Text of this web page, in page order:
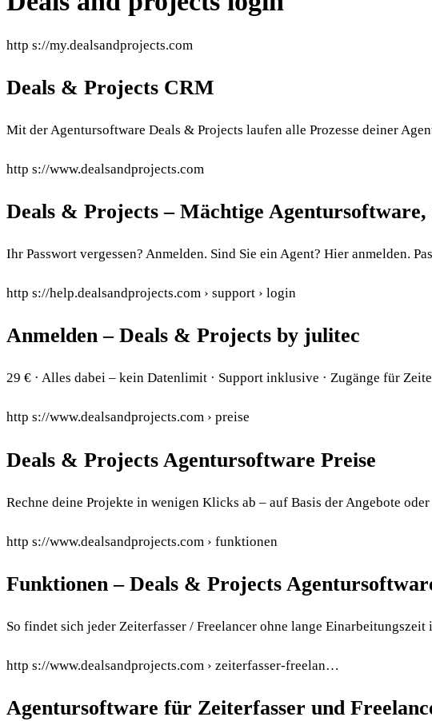
http s://my.dealsandprojects.com
Deals & Projects CRM
Mit der Agentursoftware Deals & Projects laufen alle Prozesse deiner
http s://www.dealsandprojects.com
Deals & Projects – Mächtige
Ihr Passwort vergessen? Anmelden. Sind Sie ein Agent? Hier anmelden.
http s://help.dealsandprojects.com › support › login
Anmelden – Deals & Projects by julitec
29 € · Alles dabei – kein Datenlimit · Support inklusive · Zugänge für
http s://www.dealsandprojects.com › preise
Deals & Projects Agentursoftware Preise
Rechne deine Projekte in wenigen Klicks ab – auf Basis der Angebote
http s://www.dealsandprojects.com › funktionen
Funktionen – Deals & Projects
So findet sich jeder Zeiterfasser / Freelancer ohne lange
http s://www.dealsandprojects.com › zeiterfasser-freelan…
Agentursoftware für Zeiterfasser und